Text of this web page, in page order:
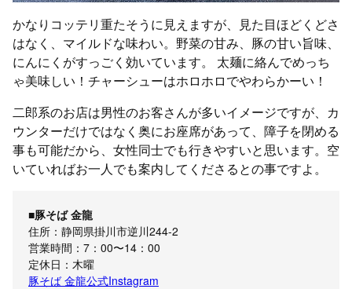
かなりコッテリ重たそうに見えますが、見た目ほどくどさ
はなく、マイルドな味わい。野菜の甘み、豚の甘い旨味、
にんにくがすっごく効いています。 太麺に絡んでめっち
ゃ美味しい！チャーシューはホロホロでやわらかーい！
二郎系のお店は男性のお客さんが多いイメージですが、カ
ウンターだけではなく奥にお座席があって、障子を閉める
事も可能だから、女性同士でも行きやすいと思います。空
いていればお一人でも案内してくださるとの事ですよ。
■豚そば 金龍
住所：静岡県掛川市逆川244-2
営業時間：7：00〜14：00
定休日：木曜
豚そば 金龍公式Instagram